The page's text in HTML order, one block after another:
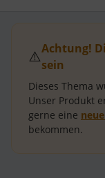
⚠️Achtung!
sein
Dieses Thema
Unser Produkt
gerne eine
bekommen.